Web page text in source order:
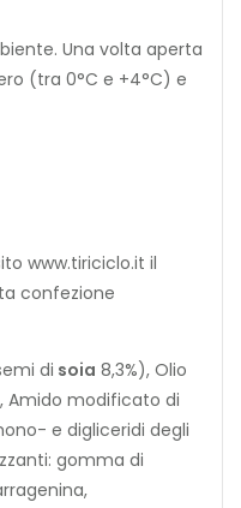
Una volta aperta
(tra 0°C e +4°C) e
www.tiriciclo.it il
confezione
di soia 8,3%), Olio
Amido modificato di
e digliceridi degli
gomma di